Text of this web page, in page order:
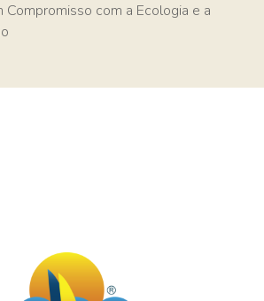
Compromisso com a Ecologia e a